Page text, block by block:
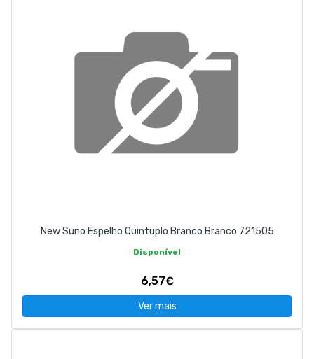
New Suno Espelho Quintuplo Branco Branco 721505
Disponível
6,57€
Ver mais